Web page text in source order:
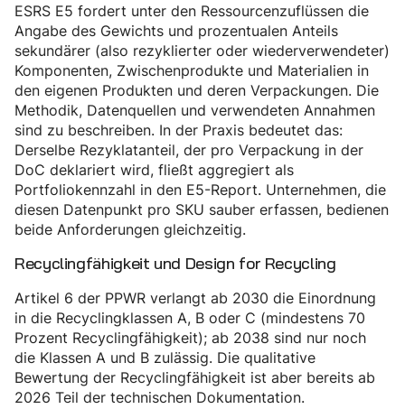
ESRS E5 fordert unter den Ressourcenzuflüssen die
Angabe des Gewichts und prozentualen Anteils
sekundärer (also rezyklierter oder wiederverwendeter)
Komponenten, Zwischenprodukte und Materialien in
den eigenen Produkten und deren Verpackungen. Die
Methodik, Datenquellen und verwendeten Annahmen
sind zu beschreiben. In der Praxis bedeutet das:
Derselbe Rezyklatanteil, der pro Verpackung in der
DoC deklariert wird, fließt aggregiert als
Portfoliokennzahl in den E5-Report. Unternehmen, die
diesen Datenpunkt pro SKU sauber erfassen, bedienen
beide Anforderungen gleichzeitig.
Recyclingfähigkeit und Design for Recycling
Artikel 6 der PPWR verlangt ab 2030 die Einordnung
in die Recyclingklassen A, B oder C (mindestens 70
Prozent Recyclingfähigkeit); ab 2038 sind nur noch
die Klassen A und B zulässig. Die qualitative
Bewertung der Recyclingfähigkeit ist aber bereits ab
2026 Teil der technischen Dokumentation.